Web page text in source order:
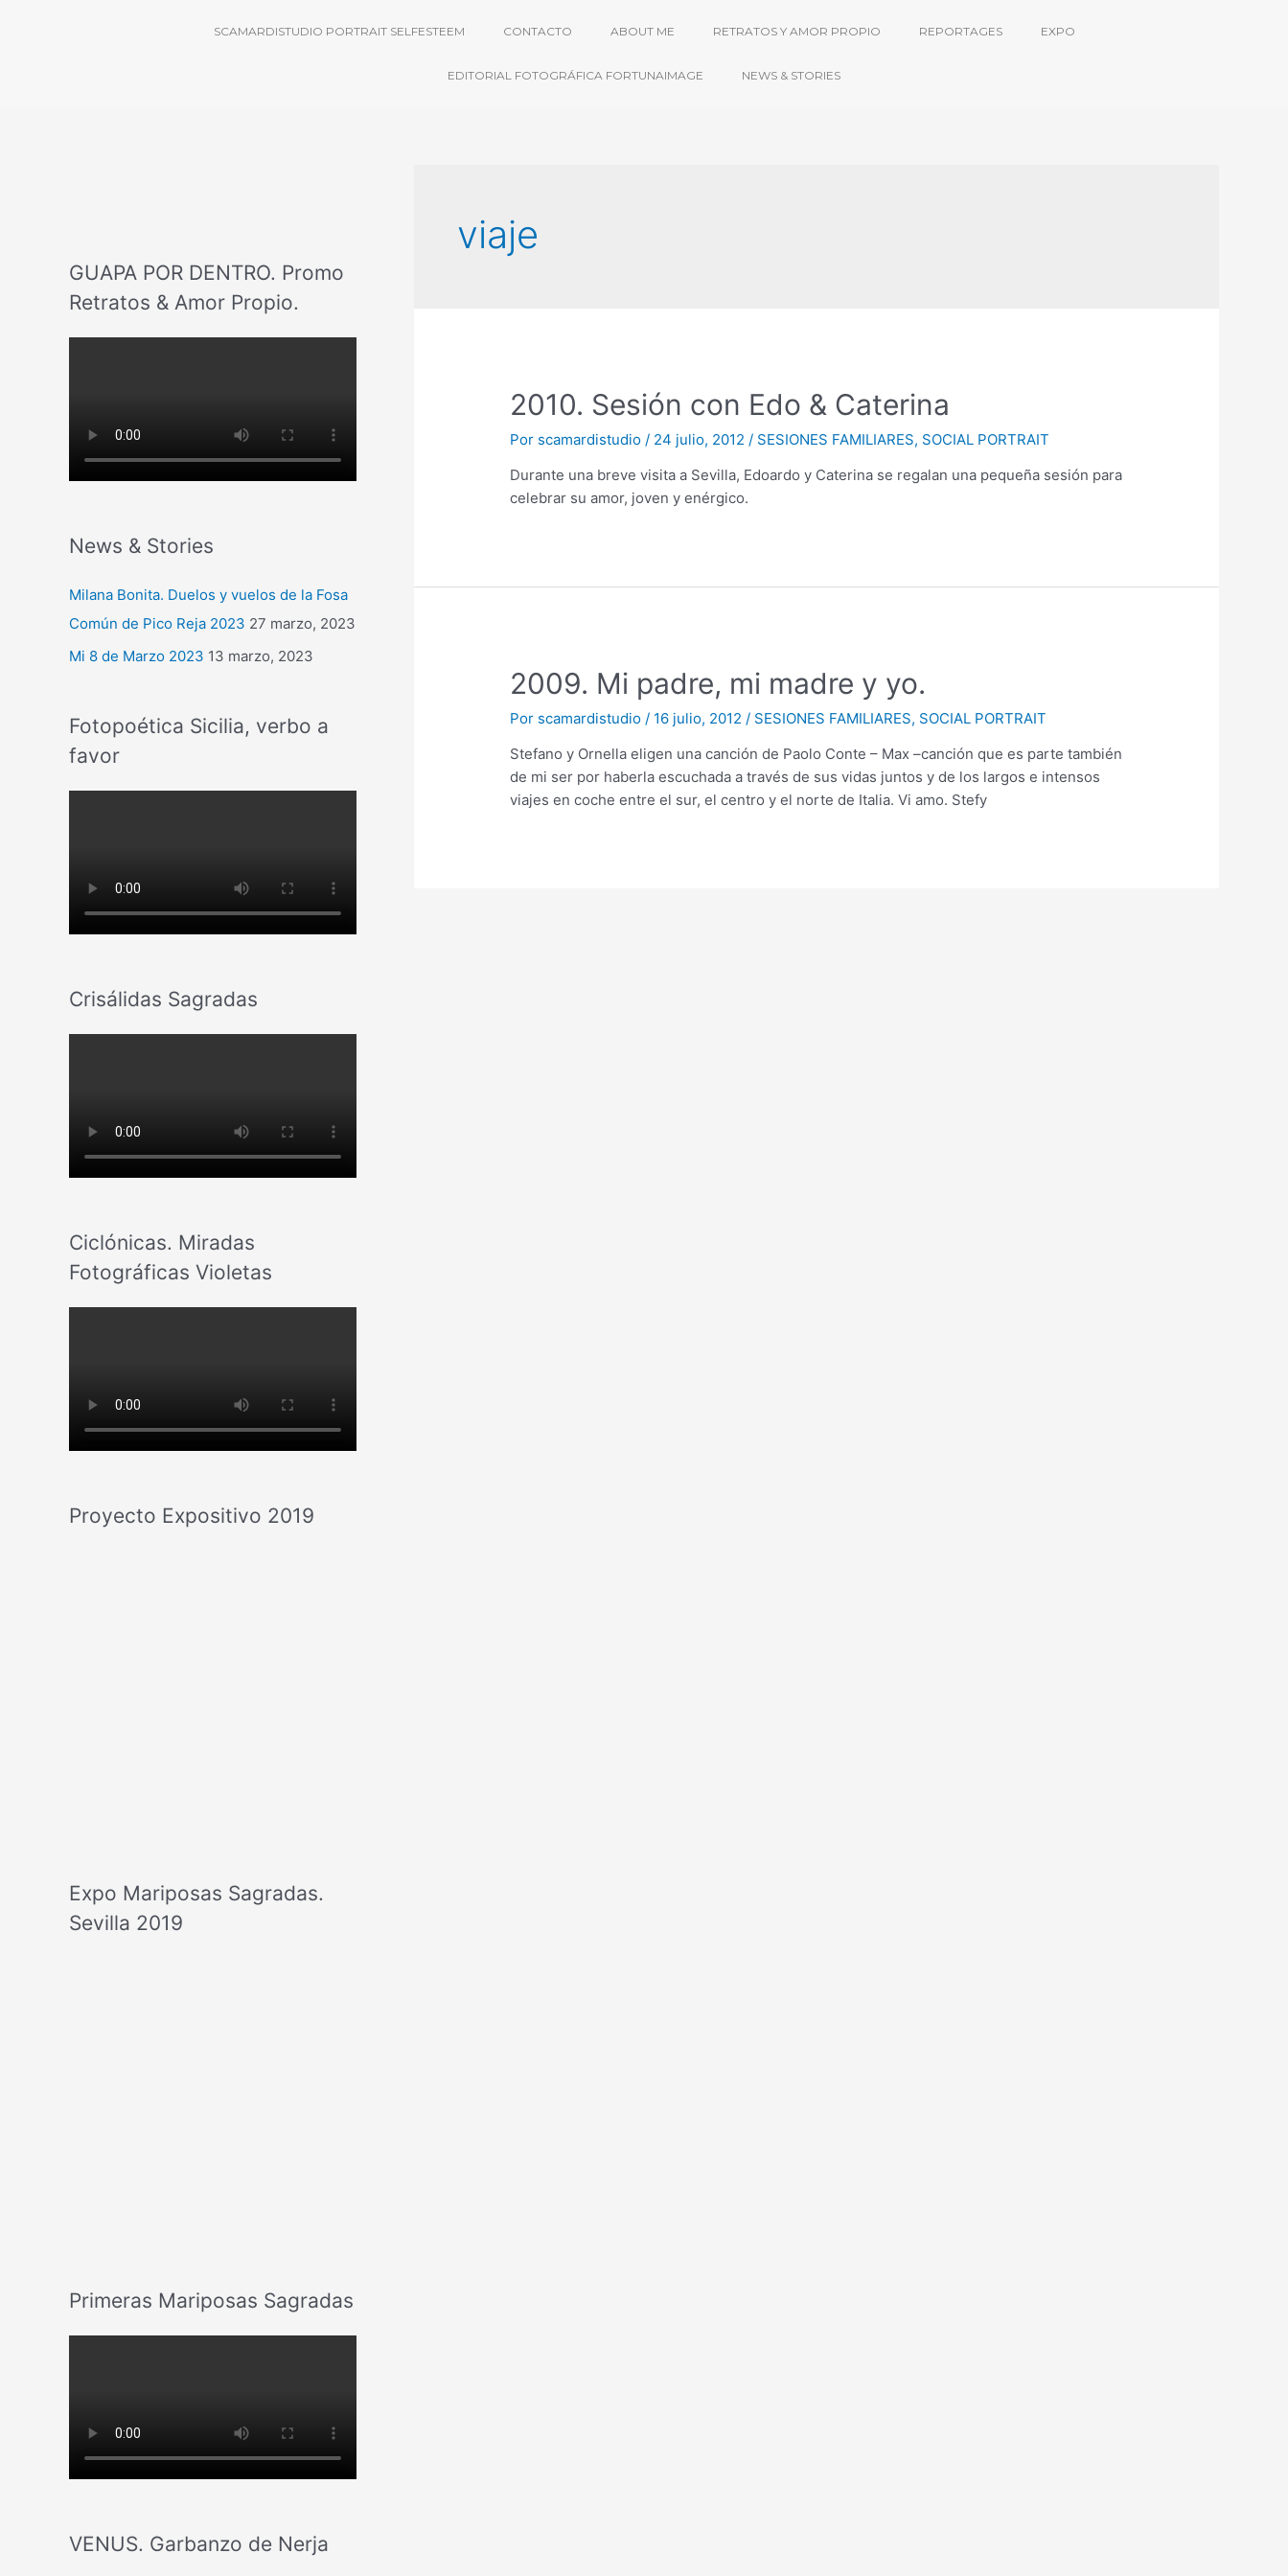
SCAMARDISTUDIO PORTRAIT SELFESTEEM CONTACTO ABOUT ME RETRATOS Y AMOR PROPIO REPORTAGES EXPO
EDITORIAL FOTOGRÁFICA FORTUNAIMAGE NEWS & STORIES
GUAPA POR DENTRO. Promo
Retratos & Amor Propio.
News & Stories
Milana Bonita. Duelos y vuelos de la Fosa
Común de Pico Reja 2023 27 marzo, 2023
Mi 8 de Marzo 2023 13 marzo, 2023
Fotopoética Sicilia, verbo a
favor
Crisálidas Sagradas
Ciclónicas. Miradas
Fotográficas Violetas
Proyecto Expositivo 2019
Expo Mariposas Sagradas.
Sevilla 2019
Primeras Mariposas Sagradas
VENUS. Garbanzo de Nerja
viaje
2010. Sesión con Edo & Caterina
Por scamardistudio/ 24 julio, 2012/ SESIONES FAMILIARES, SOCIAL PORTRAIT
Durante una breve visita a Sevilla, Edoardo y Caterina se regalan una pequeña sesión para
celebrar su amor, joven y enérgico.
2009. Mi padre, mi madre y yo.
Por scamardistudio/ 16 julio, 2012/ SESIONES FAMILIARES, SOCIAL PORTRAIT
Stefano y Ornella eligen una canción de Paolo Conte – Max –canción que es parte también
de mi ser por haberla escuchada a través de sus vidas juntos y de los largos e intensos
viajes en coche entre el sur, el centro y el norte de Italia. Vi amo. Stefy